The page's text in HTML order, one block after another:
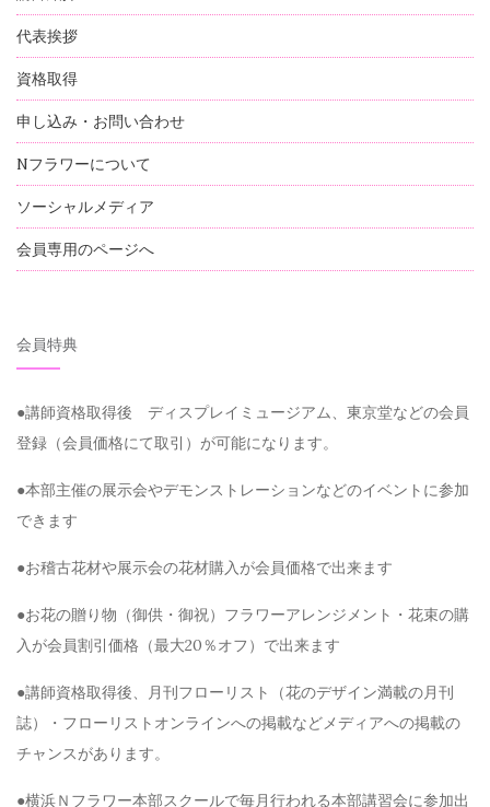
代表挨拶
資格取得
申し込み・お問い合わせ
Nフラワーについて
ソーシャルメディア
会員専用のページへ
会員特典
●講師資格取得後 ディスプレイミュージアム、東京堂などの会員
登録（会員価格にて取引）が可能になります。
●本部主催の展示会やデモンストレーションなどのイベントに参加
できます
●お稽古花材や展示会の花材購入が会員価格で出来ます
●お花の贈り物（御供・御祝）フラワーアレンジメント・花束の購
入が会員割引価格（最大20％オフ）で出来ます
●講師資格取得後、月刊フローリスト（花のデザイン満載の月刊
誌）・フローリストオンラインへの掲載などメディアへの掲載の
チャンスがあります。
●横浜Ｎフラワー本部スクールで毎月行われる本部講習会に参加出